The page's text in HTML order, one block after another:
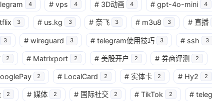
4 # vps 4 # 3D动画 4 # gpt-4o-mini 4
3 # us.kg 3 # 奈飞 3 # m3u8 3 # 直播
3 # wireguard 3 # telegram使用技巧 3 # ssh 3
2 # Matrixport 2 # 美股开户 2 # 券商评测 2
2 # LocalCard 2 # 实体卡 2 # Hy2 2
2 # 媒体 2 # 国际社交 2 # TikTok 2 #